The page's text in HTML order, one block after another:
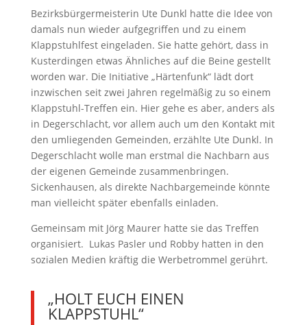
Bezirksbürgermeisterin Ute Dunkl hatte die Idee von
damals nun wieder aufgegriffen und zu einem
Klappstuhlfest eingeladen. Sie hatte gehört, dass in
Kusterdingen etwas Ähnliches auf die Beine gestellt
worden war. Die Initiative „Härtenfunk“ lädt dort
inzwischen seit zwei Jahren regelmäßig zu so einem
Klappstuhl-Treffen ein. Hier gehe es aber, anders als
in Degerschlacht, vor allem auch um den Kontakt mit
den umliegenden Gemeinden, erzählte Ute Dunkl. In
Degerschlacht wolle man erstmal die Nachbarn aus
der eigenen Gemeinde zusammenbringen.
Sickenhausen, als direkte Nachbargemeinde könnte
man vielleicht später ebenfalls einladen.
Gemeinsam mit Jörg Maurer hatte sie das Treffen
organisiert. Lukas Pasler und Robby hatten in den
sozialen Medien kräftig die Werbetrommel gerührt.
„HOLT EUCH EINEN
KLAPPSTUHL“